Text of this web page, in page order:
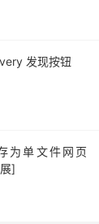
发现按钮
为单文件网页
]